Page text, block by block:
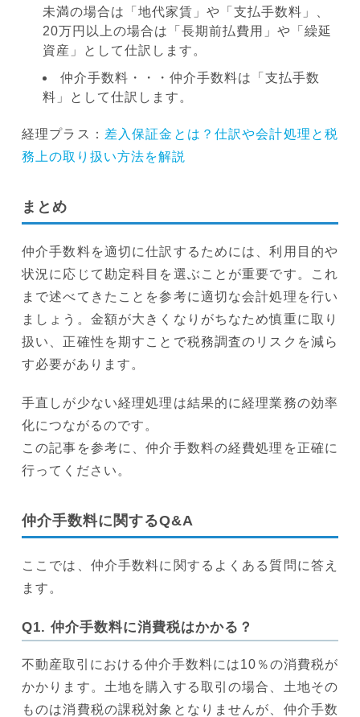
未満の場合は「地代家賃」や「支払手数料」、
20万円以上の場合は「長期前払費用」や「繰延
資産」として仕訳します。
仲介手数料・・・仲介手数料は「支払手数
料」として仕訳します。
経理プラス： 差入保証金とは？仕訳や会計処理と税
務上の取り扱い方法を解説
まとめ
仲介手数料を適切に仕訳するためには、利用目的や
状況に応じて勘定科目を選ぶことが重要です。これ
まで述べてきたことを参考に適切な会計処理を行い
ましょう。金額が大きくなりがちなため慎重に取り
扱い、正確性を期すことで税務調査のリスクを減ら
す必要があります。
手直しが少ない経理処理は結果的に経理業務の効率
化につながるのです。
この記事を参考に、仲介手数料の経費処理を正確に
行ってください。
仲介手数料に関するQ&A
ここでは、仲介手数料に関するよくある質問に答え
ます。
Q1. 仲介手数料に消費税はかかる？
不動産取引における仲介手数料には10％の消費税が
かかります。土地を購入する取引の場合、土地その
ものは消費税の課税対象となりませんが、仲介手数